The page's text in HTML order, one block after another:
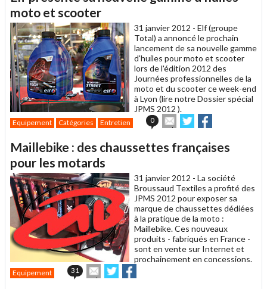
moto et scooter
31 janvier 2012 - Elf (groupe
Total) a annoncé le prochain
lancement de sa nouvelle gamme
d'huiles pour moto et scooter
lors de l'édition 2012 des
Journées professionnelles de la
moto et du scooter ce week-end
à Lyon (lire notre Dossier spécial
JPMS 2012 ).
Equipement Catégories Entretien 0
Envoyer
cet
à
Partager
sur sur
Maillebike : des chaussettes françaises
pour les motards
31 janvier 2012 - La société
Broussaud Textiles a profité des
JPMS 2012 pour exposer sa
marque de chaussettes dédiées
à la pratique de la moto :
Maillebike. Ces nouveaux
produits - fabriqués en France -
sont en vente sur Internet et
prochainement en concessions.
Equipement 31
Envoyer
cet
Partager
sur sur